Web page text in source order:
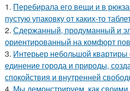
1. Перебирала его вещи и в
пустую упаковку от каких-то
2. Сдержанный, продуманный и
ориентированный на комфорт
3. Интерьер небольшой квартиры
единение города и природы,
спокойствия и внутренней